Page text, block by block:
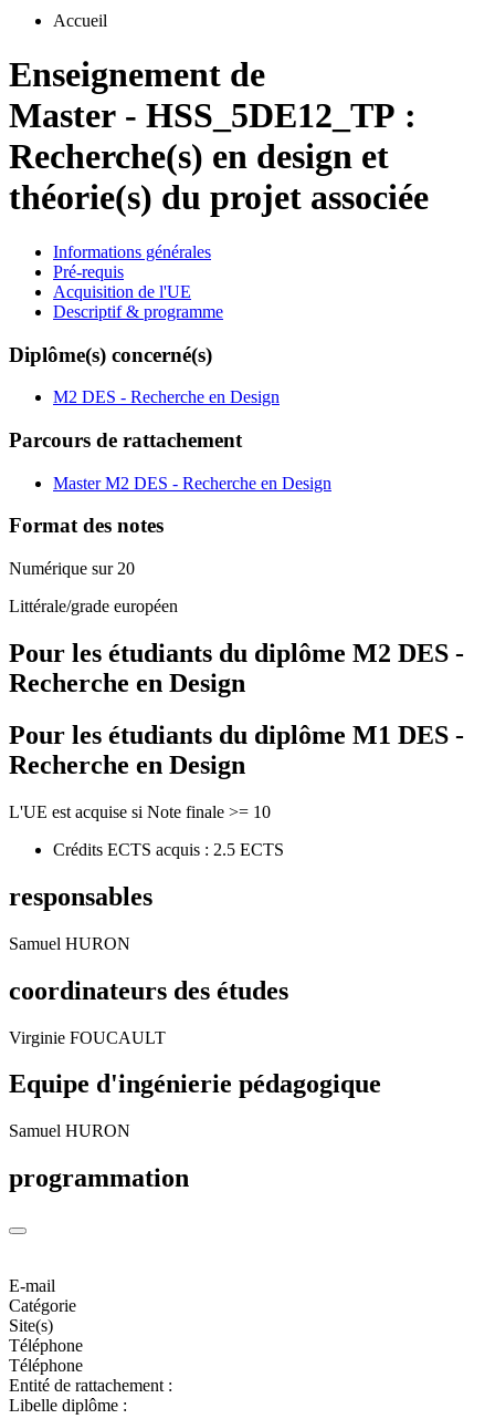
Accueil
Enseignement de
Master - HSS_5DE12_TP :
Recherche(s) en design et
théorie(s) du projet associée
Informations générales
Pré-requis
Acquisition de l'UE
Descriptif & programme
Diplôme(s) concerné(s)
M2 DES - Recherche en Design
Parcours de rattachement
Master M2 DES - Recherche en Design
Format des notes
Numérique sur 20
Littérale/grade européen
Pour les étudiants du diplôme M2 DES -
Recherche en Design
Pour les étudiants du diplôme M1 DES -
Recherche en Design
L'UE est acquise si Note finale >= 10
Crédits ECTS acquis : 2.5 ECTS
responsables
Samuel HURON
coordinateurs des études
Virginie FOUCAULT
Equipe d'ingénierie pédagogique
Samuel HURON
programmation
E-mail
Catégorie
Site(s)
Téléphone
Téléphone
Entité de rattachement :
Libelle diplôme :